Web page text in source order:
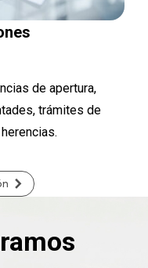
de apertura,
trámites de